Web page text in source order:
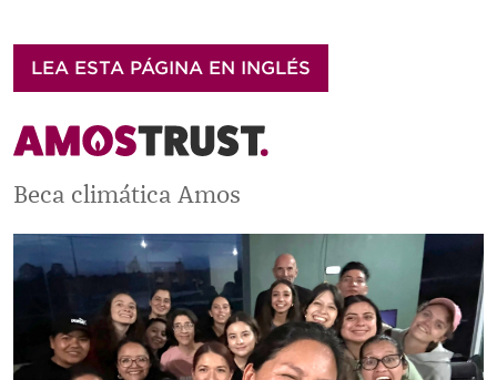
Beca climática Amos
LEA ESTA PÁGINA EN INGLÉS